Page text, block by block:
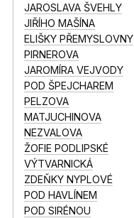
JAROSLAVA ŠVEHLY
JIŘÍHO MAŠÍNA
ELIŠKY PŘEMYSLOVNY
PIRNEROVA
JAROMÍRA VEJVODY
POD ŠPEJCHAREM
PELZOVA
MATJUCHINOVA
NEZVALOVA
ŽOFIE PODLIPSKÉ
VÝTVARNICKÁ
ZDEŇKY NYPLOVÉ
POD HAVLÍNEM
POD SIRÉNOU